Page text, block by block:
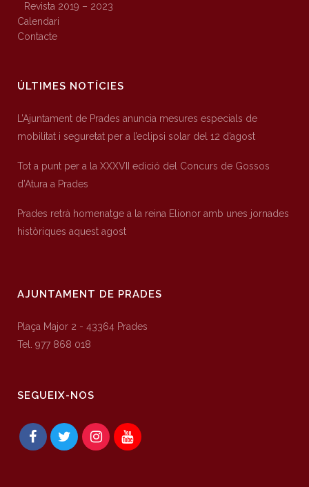
Revista 2019 – 2023
Calendari
Contacte
ÚLTIMES NOTÍCIES
L’Ajuntament de Prades anuncia mesures especials de
mobilitat i seguretat per a l’eclipsi solar del 12 d’agost
Tot a punt per a la XXXVII edició del Concurs de Gossos
d’Atura a Prades
Prades retrà homenatge a la reina Elionor amb unes jornades
històriques aquest agost
AJUNTAMENT DE PRADES
Plaça Major 2 - 43364 Prades
Tel. 977 868 018
SEGUEIX-NOS